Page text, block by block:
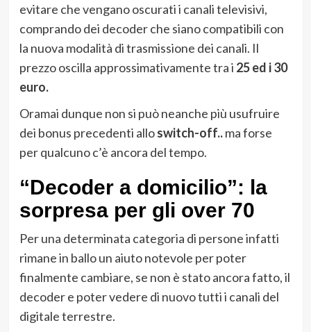
evitare che vengano oscurati i canali televisivi,
comprando dei decoder che siano compatibili con
la nuova modalità di trasmissione dei canali. Il
prezzo oscilla approssimativamente tra i 25 ed i 30
euro.
Oramai dunque non si può neanche più usufruire
dei bonus precedenti alloswitch-off..ma forse
per qualcuno c’è ancora del tempo.
“Decoder a domicilio”: la
sorpresa per gli over 70
Per una determinata categoria di persone infatti
rimane in ballo un aiuto notevole per poter
finalmente cambiare, se non è stato ancora fatto, il
decoder e poter vedere di nuovo tutti i canali del
digitale terrestre.